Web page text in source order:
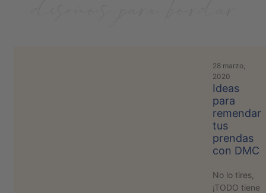
28 marzo,
2020
Ideas
para
remendar
tus
prendas
con DMC
No lo tires,
¡TODO tiene